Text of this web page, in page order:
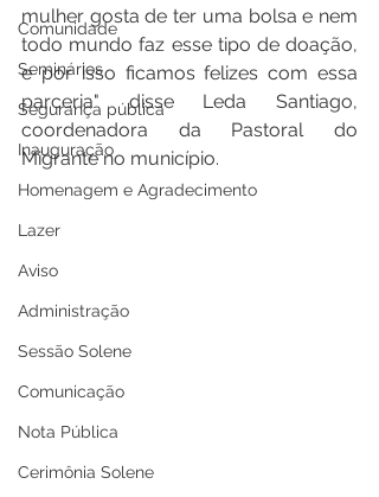
Comunidade
Seminários
Segurança pública
Inauguração
Homenagem e Agradecimento
Lazer
Aviso
Administração
Sessão Solene
Comunicação
Nota Pública
Cerimônia Solene
mulher gosta de ter uma bolsa e nem
todo mundo faz esse tipo de doação,
e por isso ficamos felizes com essa
parceria" disse Leda Santiago,
coordenadora da Pastoral do
Migrante no município.